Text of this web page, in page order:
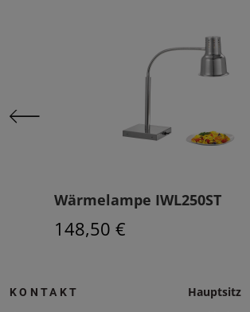
Wärmelampe IWL250ST
148,50 €
KONTAKT
Hauptsitz